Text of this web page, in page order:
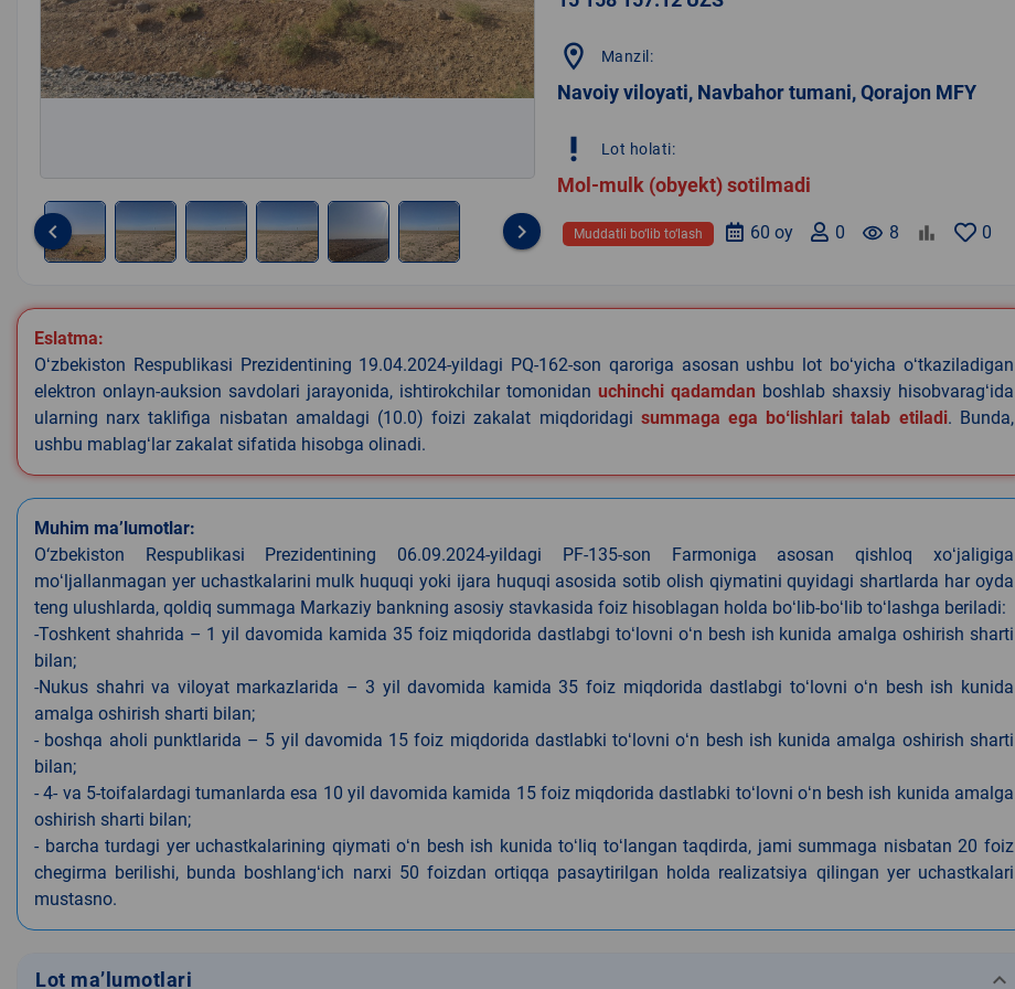
6
keyboard_arrow_left keyboard_arrow_right
location_on Manzil:
Navoiy viloyati, Navbahor tumani, Qorajon MFY
priority_high Lot holati:
Mol-mulk (obyekt) sotilmadi
0
remove_red_eye 8
0
60 oy
Muddatli bo‘lib to‘lash
Eslatma:
Oʻzbekiston Respublikasi Prezidentining 19.04.2024-yildagi PQ-162-son qaroriga asosan ushbu lot boʻyicha oʻtkaziladigan
elektron onlayn-auksion savdolari jarayonida, ishtirokchilar tomonidan uchinchi qadamdan boshlab shaxsiy hisobvaragʻida
ularning narx taklifiga nisbatan amaldagi (10.0) foizi zakalat miqdoridagi summaga ega boʻlishlari talab etiladi. Bunda,
ushbu mablagʻlar zakalat sifatida hisobga olinadi.
Muhim ma’lumotlar:
O‘zbekiston Respublikasi Prezidentining 06.09.2024-yildagi PF-135-son Farmoniga asosan qishloq xoʻjaligiga
moʻljallanmagan yer uchastkalarini mulk huquqi yoki ijara huquqi asosida sotib olish qiymatini quyidagi shartlarda har oyda
teng ulushlarda, qoldiq summaga Markaziy bankning asosiy stavkasida foiz hisoblagan holda boʻlib-boʻlib toʻlashga beriladi:
-Toshkent shahrida – 1 yil davomida kamida 35 foiz miqdorida dastlabgi toʻlovni oʻn besh ish kunida amalga oshirish sharti
bilan;
-Nukus shahri va viloyat markazlarida – 3 yil davomida kamida 35 foiz miqdorida dastlabgi toʻlovni oʻn besh ish kunida
amalga oshirish sharti bilan;
- boshqa aholi punktlarida – 5 yil davomida 15 foiz miqdorida dastlabki toʻlovni oʻn besh ish kunida amalga oshirish sharti
bilan;
- 4- va 5-toifalardagi tumanlarda esa 10 yil davomida kamida 15 foiz miqdorida dastlabki toʻlovni oʻn besh ish kunida amalga
oshirish sharti bilan;
- barcha turdagi yer uchastkalarining qiymati oʻn besh ish kunida toʻliq toʻlangan taqdirda, jami summaga nisbatan 20 foiz
chegirma berilishi, bunda boshlangʻich narxi 50 foizdan ortiqqa pasaytirilgan holda realizatsiya qilingan yer uchastkalari
mustasno.
Lot ma’lumotlari keyboard_arrow_down